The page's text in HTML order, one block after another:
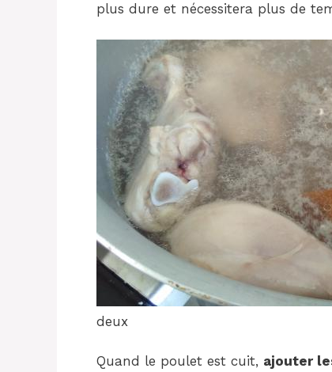
plus dure et nécessitera plus de
deux
Quand le poulet est cuit, ajouter